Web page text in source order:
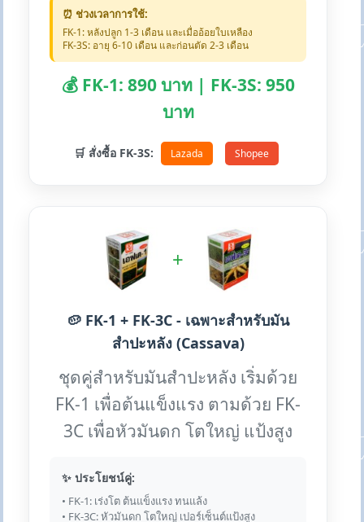
⏰ ช่วงเวลาการใช้:
FK-1: หลังปลูก 1-3 เดือน และเมื่ออ้อยใบเหลือง
FK-3S: อายุ 6-10 เดือน และก่อนตัด 2-3 เดือน
💰 FK-1: 890 บาท | FK-3S: 950
บาท
🛒 สั่งซื้อ FK-3S: Lazada Shopee
+
🥔 FK-1 + FK-3C - เฉพาะสำหรับมัน
สำปะหลัง (Cassava)
ชุดคู่สำหรับมันสำปะหลัง เริ่มด้วย
FK-1 เพื่อต้นแข็งแรง ตามด้วย FK-
3C เพื่อหัวมันดก โตใหญ่ แป้งสูง
✨ ประโยชน์คู่:
• FK-1: เร่งโต ต้นแข็งแรง ทนแล้ง
• FK-3C: หัวมันดก โตใหญ่ เปอร์เซ็นต์แป้งสูง